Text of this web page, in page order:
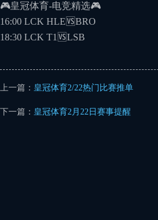
🎮皇冠体育-电竞精选🎮
16:00 LCK HLE🆚BRO
18:30 LCK T1🆚LSB
上一篇： 皇冠体育2/22热门比赛推单
下一篇： 皇冠体育2月22日赛事提醒